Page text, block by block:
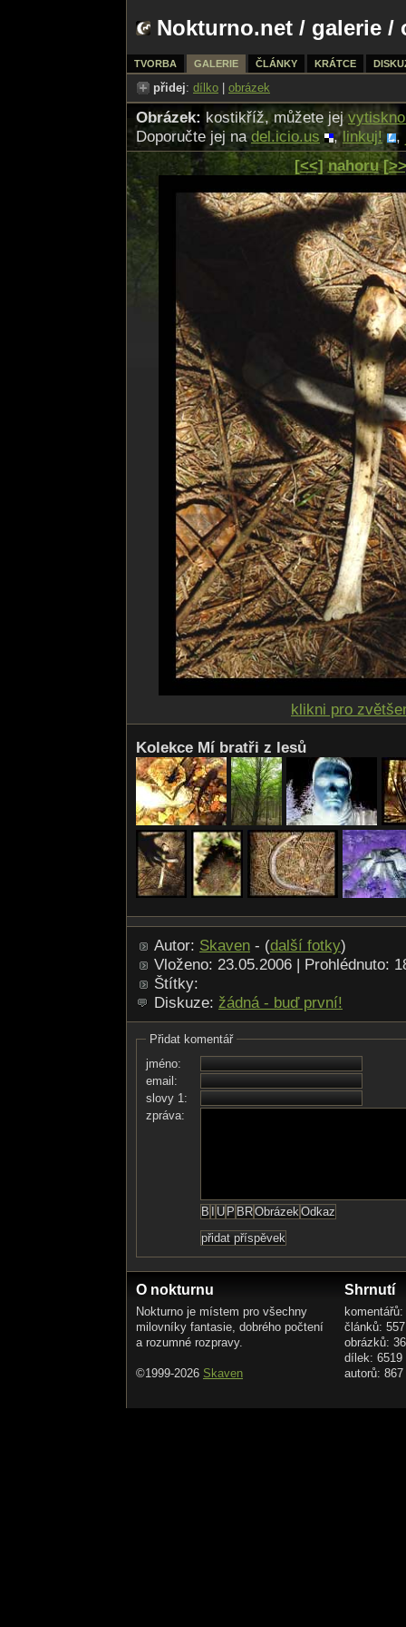
Nokturno.net / galerie /
TVORBA GALERIE ČLÁNKY KRÁTCE
přidej: dílko obrázek
Obrázek: kostikříž, můžete jej
Doporučte jej nadel.icio.us ,linkuj! ,
[<<] nahoru
klikni pro
Kolekce Mí bratři z lesů
Autor: Skaven - (další fotky)
Vloženo: 23.05.2006 | Prohlédnuto:
Štítky:
Diskuze: žádná - buď první!
Přidat komentář
jméno:
email:
slovy 1:
zpráva:
O nokturnu
Nokturno je místem pro všechny
milovníky fantasie, dobrého počtení
a rozumné rozpravy.
©1999-2026 Skaven
Shrnutí
článků: 557
obrázků:
dílek: 6519
autorů: 867